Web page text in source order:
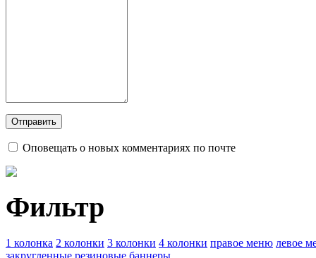
Оповещать о новых комментариях по почте
Фильтр
1 колонка 2 колонки 3 колонки 4 колонки правое меню левое
закругленные резиновые баннеры